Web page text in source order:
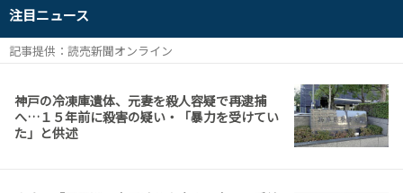
注目ニュース
記事提供：読売新聞オンライン
神戸の冷凍庫遺体、元妻を殺人容疑で再逮捕
へ…１５年前に殺害の疑い・「暴力を受けてい
た」と供述